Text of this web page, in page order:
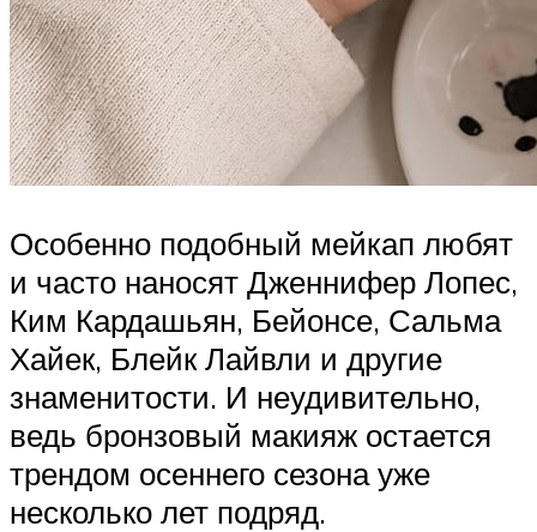
Особенно подобный мейкап любят
и часто наносят Дженнифер Лопес,
Ким Кардашьян, Бейонсе, Сальма
Хайек, Блейк Лайвли и другие
знаменитости. И неудивительно,
ведь бронзовый макияж остается
трендом осеннего сезона уже
несколько лет подряд.